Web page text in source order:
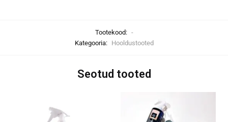
Tootekood: -
Kategooria: Hooldustooted
Seotud tooted